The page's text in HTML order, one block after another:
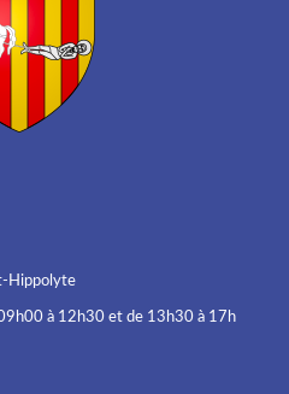
Hippolyte
à 12h30 et de 13h30 à 17h